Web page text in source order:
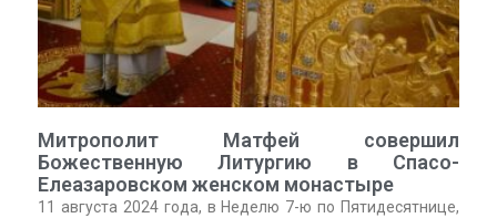
Митрополит Матфей совершил
Божественную Литургию в Спасо-
Елеазаровском женском монастыре
11 августа 2024 года, в Неделю 7-ю по Пятидесятнице,